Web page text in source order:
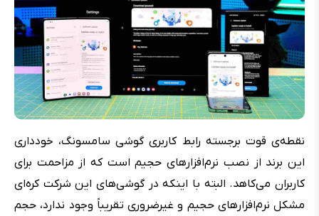
نقطه‌ی قوت برجسته رابط کاربری گوشی سامسونگ، خودداری
این برند از نصب نرم‌افزارهای حجیم است که از مزاحمت برای
کاربران می‌کاهد. البته با اینکه در گوشی‌های این شرکت کره‌ای
مشکل نرم‌افزارهای حجیم و غیرضروری تقریباً وجود ندارد، حجم